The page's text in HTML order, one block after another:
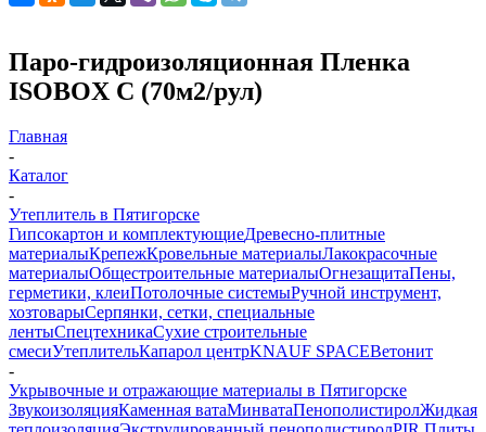
Паро-гидроизоляционная Пленка
ISOBOX С (70м2/рул)
Главная
-
Каталог
-
Утеплитель в Пятигорске
Гипсокартон и комплектующиеДревесно-плитные
материалыКрепежКровельные материалыЛакокрасочные
материалыОбщестроительные материалыОгнезащитаПены,
герметики, клеиПотолочные системыРучной инструмент,
хозтоварыСерпянки, сетки, специальные
лентыСпецтехникаСухие строительные
смесиУтеплительКапарол центрKNAUF SPACEВетонит
-
Укрывочные и отражающие материалы в Пятигорске
ЗвукоизоляцияКаменная ватаМинватаПенополистиролЖидкая